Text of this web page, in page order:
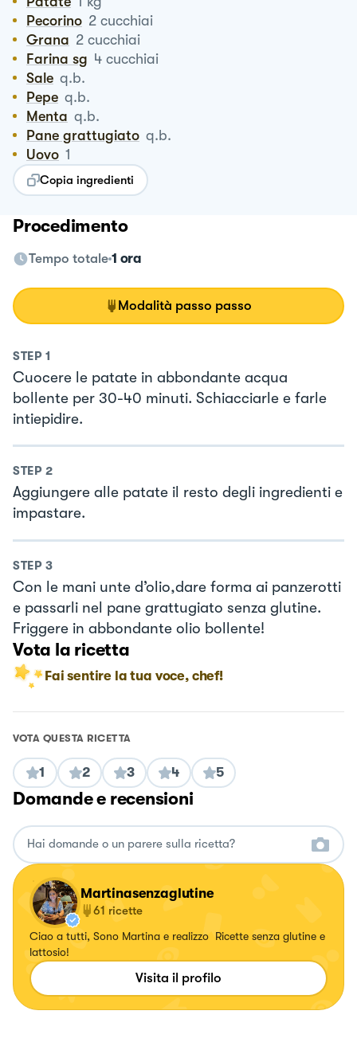
Pecorino 2 cucchiai
Grana 2 cucchiai
Farina sg 4 cucchiai
Sale q.b.
Pepe q.b.
Menta q.b.
Pane grattugiato q.b.
Uovo 1
Copia ingredienti
Procedimento
Tempo totale 1 ora
Modalità passo passo
STEP 1
Cuocere le patate in abbondante acqua
bollente per 30-40 minuti. Schiacciarle e farle
intiepidire.
STEP 2
Aggiungere alle patate il resto degli ingredienti e
impastare.
STEP 3
Con le mani unte d’olio,dare forma ai panzerotti
e passarli nel pane grattugiato senza glutine.
Friggere in abbondante olio bollente!
Vota la ricetta
Fai sentire la tua voce, chef!
VOTA QUESTA RICETTA
1 2 3 4 5
Domande e recensioni
Martinasenzaglutine
61 ricette
Ciao a tutti, Sono Martina e realizzo Ricette senza glutine e
lattosio!
Visita il profilo